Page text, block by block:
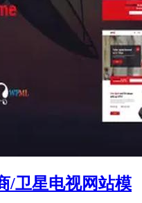
/卫星电视网站模